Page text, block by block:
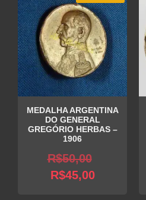
MEDALHA ARGENTINA
DO GENERAL
GREGÓRIO HERBAS –
1906
R$50,00
R$45,00O